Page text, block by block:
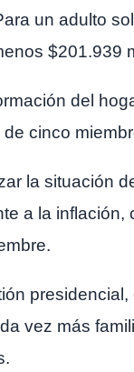
un adulto
$201.939
del
cinco
la situación
a la
vez más